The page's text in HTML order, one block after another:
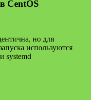
CentOS
но для
используются
systemd